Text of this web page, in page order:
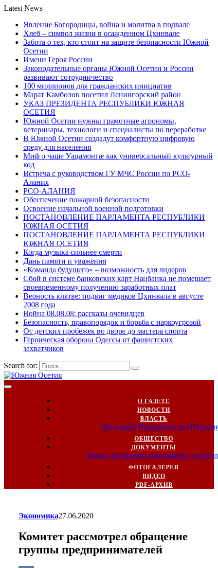
Latest News
Явление Богородицы, война и молитва в подвале
Хлеб – символ жизни в осажденном Цхинвале
Забота о тех, кто стоит на защите безопасности Южной
Осетии
Имени Героя России
Законодательные органы Южной Осетии и России
развивают сотрудничество
100 миллионов для гражданских инициатив
Марат Камболов посетил Ленингорский район
УКАЗ ПРЕЗИДЕНТА РЕСПУБЛИКИ ЮЖНАЯ
ОСЕТИЯ
Южной Осетии нужны грамотные агрономы,
ветеринары, технологи и специалисты по переработке
В Южной Осетии создадут комфортную цифровую
среду для населения
Миф о чаше Уацамонгæ как универсальный культурный
код
Встреча с руководством ГУ МЧС России по РСО-
Алания
РСО-АЛАНИЯ
Обеспечение пожарной безопасности
Освоение начальной военной подготовки
ПОСТАНОВЛЕНИЕ ПАРЛАМЕНТА РЕСПУБЛИКИ
ЮЖНАЯ ОСЕТИЯ
ПОСТАНОВЛЕНИЕ ПАРЛАМЕНТА РЕСПУБЛИКИ
ЮЖНАЯ ОСЕТИЯ
Когда музыка сильнее смерти
Дань памяти и уважения
«Команда будущего» – возможность для лидеров
Сбой в системе банковских карт Нацбанка не помешает
своевременному получению заработных плат
Верность клятве: подвиг медиков Цхинвала в августе
2008 года
Война 08.08.08: рассказы очевидцев
Безопасность, правопорядок и борьба с наркоугрозой
От детских пробежек во дворе до мастера спорта
Героическая оборона Одессы от фашистских
захватчиков
Search for:
О ГАЗЕТЕ
НОВОСТИ
ВЛАСТЬ
Президент Правительство
ОБЩЕСТВО
ДОКУМЕНТЫ
Указы Президента Документы
ФОТОГАЛЕРЕЯ
ВИДЕО
PDF-АРХИВ
Экономика27.06.2020
Комитет рассмотрел обращение
группы предпринимателей